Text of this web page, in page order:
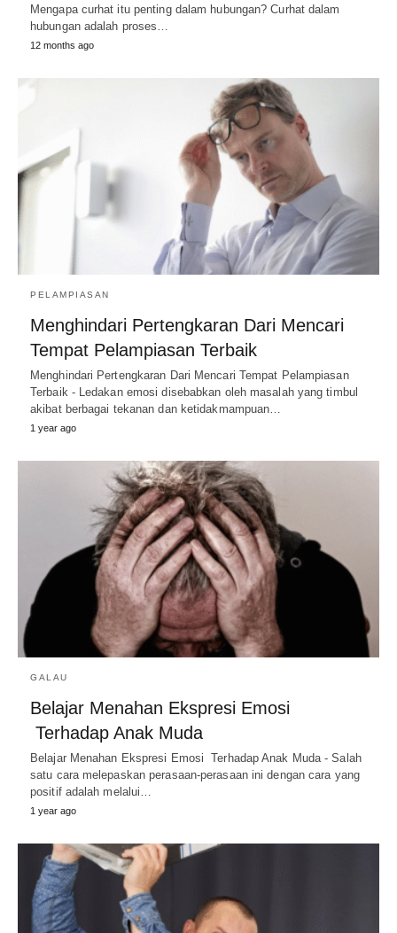
Mengapa curhat itu penting dalam hubungan? Curhat dalam
hubungan adalah proses…
12 months ago
PELAMPIASAN
Menghindari Pertengkaran Dari Mencari
Tempat Pelampiasan Terbaik
Menghindari Pertengkaran Dari Mencari Tempat Pelampiasan
Terbaik - Ledakan emosi disebabkan oleh masalah yang timbul
akibat berbagai tekanan dan ketidakmampuan…
1 year ago
GALAU
Belajar Menahan Ekspresi Emosi
Terhadap Anak Muda
Belajar Menahan Ekspresi Emosi Terhadap Anak Muda - Salah
satu cara melepaskan perasaan-perasaan ini dengan cara yang
positif adalah melalui…
1 year ago